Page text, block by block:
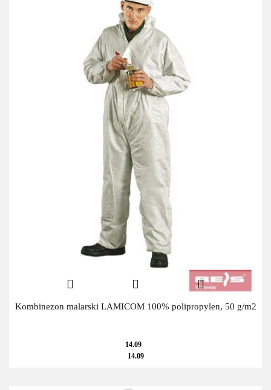
Kombinezon malarski LAMICOM 100% polipropylen, 50 g/m2
14.09
14.09